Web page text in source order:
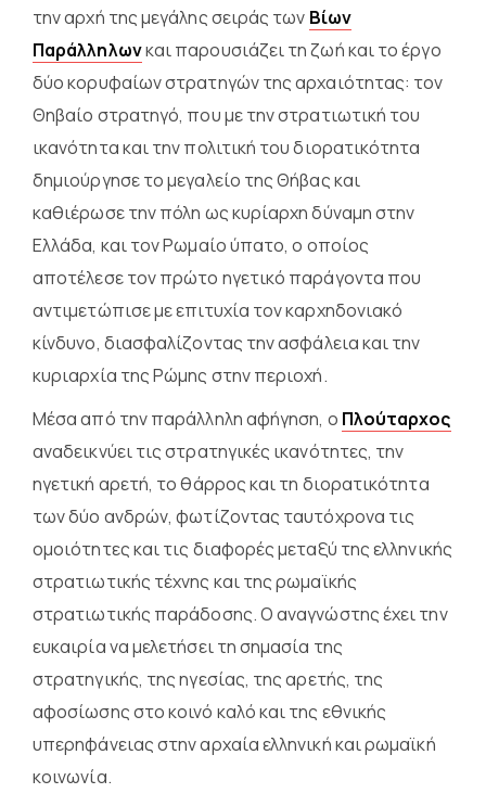
την αρχή της μεγάλης σειράς των Βίων
Παράλληλωνκαι παρουσιάζει τη ζωή και το έργο
δύο κορυφαίων στρατηγών της αρχαιότητας: τον
Θηβαίο στρατηγό, που με την στρατιωτική του
ικανότητα και την πολιτική του διορατικότητα
δημιούργησε το μεγαλείο της Θήβας και
καθιέρωσε την πόλη ως κυρίαρχη δύναμη στην
Ελλάδα, και τον Ρωμαίο ύπατο, ο οποίος
αποτέλεσε τον πρώτο ηγετικό παράγοντα που
αντιμετώπισε με επιτυχία τον καρχηδονιακό
κίνδυνο, διασφαλίζοντας την ασφάλεια και την
κυριαρχία της Ρώμης στην περιοχή.
Μέσα από την παράλληλη αφήγηση, ο Πλούταρχος
αναδεικνύει τις στρατηγικές ικανότητες, την
ηγετική αρετή, το θάρρος και τη διορατικότητα
των δύο ανδρών, φωτίζοντας ταυτόχρονα τις
ομοιότητες και τις διαφορές μεταξύ της ελληνικής
στρατιωτικής τέχνης και της ρωμαϊκής
στρατιωτικής παράδοσης. Ο αναγνώστης έχει την
ευκαιρία να μελετήσει τη σημασία της
στρατηγικής, της ηγεσίας, της αρετής, της
αφοσίωσης στο κοινό καλό και της εθνικής
υπερηφάνειας στην αρχαία ελληνική και ρωμαϊκή
κοινωνία.